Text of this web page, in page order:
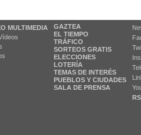
MULTIMEDIA
GAZTEA
EL TIEMPO
TRÁFICO
SORTEOS GRATIS
ELECCIONES
LOTERÍA
TEMAS DE INTERÉS
PUEBLOS Y CIUDADES
SALA DE PRENSA